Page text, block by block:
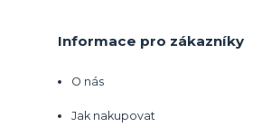
Informace pro zákazníky
O nás
Jak nakupovat